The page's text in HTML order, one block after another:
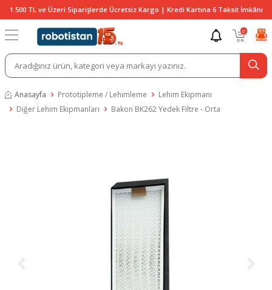
1.500 TL ve Üzeri Siparişlerde Ücretsiz Kargo | Kredi Kartına 6 Taksit İmkânı
0
Anasayfa Prototipleme / Lehimleme
Lehim Ekipmanı
Diğer Lehim Ekipmanları
Bakon BK262 Yedek Filtre - Orta